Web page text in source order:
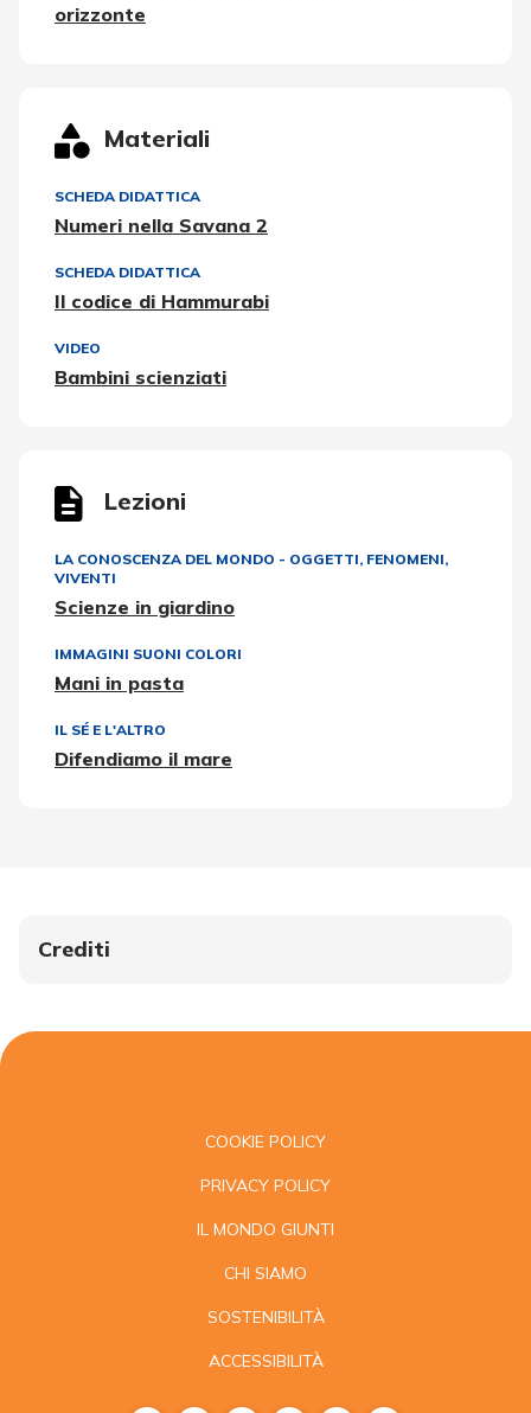
orizzonte
Materiali
SCHEDA DIDATTICA
Numeri nella Savana 2
SCHEDA DIDATTICA
Il codice di Hammurabi
VIDEO
Bambini scienziati
Lezioni
LA CONOSCENZA DEL MONDO - OGGETTI, FENOMENI,
VIVENTI
Scienze in giardino
IMMAGINI SUONI COLORI
Mani in pasta
IL SÉ E L'ALTRO
Difendiamo il mare
Crediti
COOKIE POLICY
PRIVACY POLICY
IL MONDO GIUNTI
CHI SIAMO
SOSTENIBILITÀ
ACCESSIBILITÀ